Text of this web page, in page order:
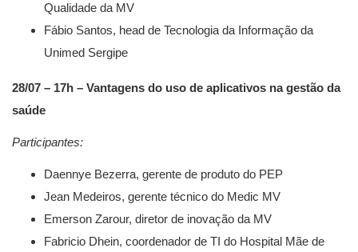
Qualidade da MV
Fábio Santos, head de Tecnologia da Informação da
Unimed Sergipe
28/07 – 17h – Vantagens do uso de aplicativos na gestão da
saúde ​
Participantes:
Daennye Bezerra, gerente de produto do PEP​
Jean Medeiros, gerente técnico do Medic MV​
Emerson Zarour, diretor de inovação da MV​
Fabricio Dhein, coordenador de TI do Hospital Mãe de